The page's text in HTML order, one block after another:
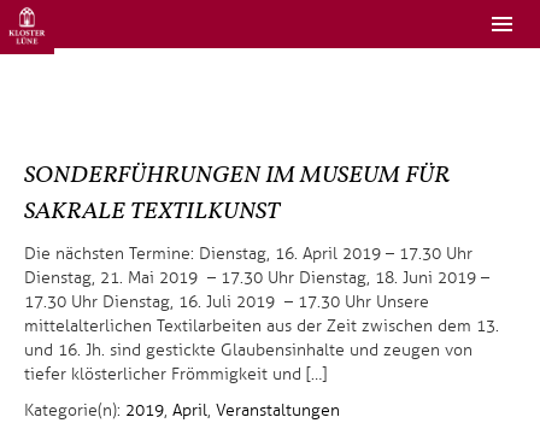
SONDERFÜHRUNGEN IM MUSEUM FÜR
SAKRALE TEXTILKUNST
Die nächsten Termine: Dienstag, 16. April 2019 – 17.30 Uhr
Dienstag, 21. Mai 2019 – 17.30 Uhr Dienstag, 18. Juni 2019 –
17.30 Uhr Dienstag, 16. Juli 2019 – 17.30 Uhr Unsere
mittelalterlichen Textilarbeiten aus der Zeit zwischen dem 13.
und 16. Jh. sind gestickte Glaubensinhalte und zeugen von
tiefer klösterlicher Frömmigkeit und […]
Kategorie(n): 2019, April, Veranstaltungen